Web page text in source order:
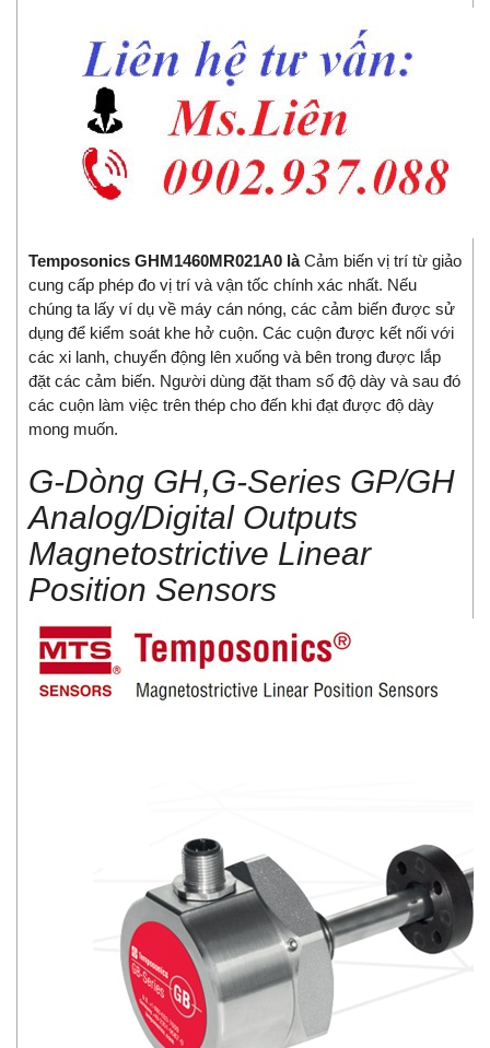
Temposonics GHM1460MR021A0 làCảm biến vị trí từ giảo
cung cấp phép đo vị trí và vận tốc chính xác nhất. Nếu
chúng ta lấy ví dụ về máy cán nóng, các cảm biến được sử
dụng để kiểm soát khe hở cuộn. Các cuộn được kết nối với
các xi lanh, chuyển động lên xuống và bên trong được lắp
đặt các cảm biến. Người dùng đặt tham số độ dày và sau đó
các cuộn làm việc trên thép cho đến khi đạt được độ dày
mong muốn.
G-Dòng GH,G-Series GP/GH
Analog/Digital Outputs
Magnetostrictive Linear
Position Sensors